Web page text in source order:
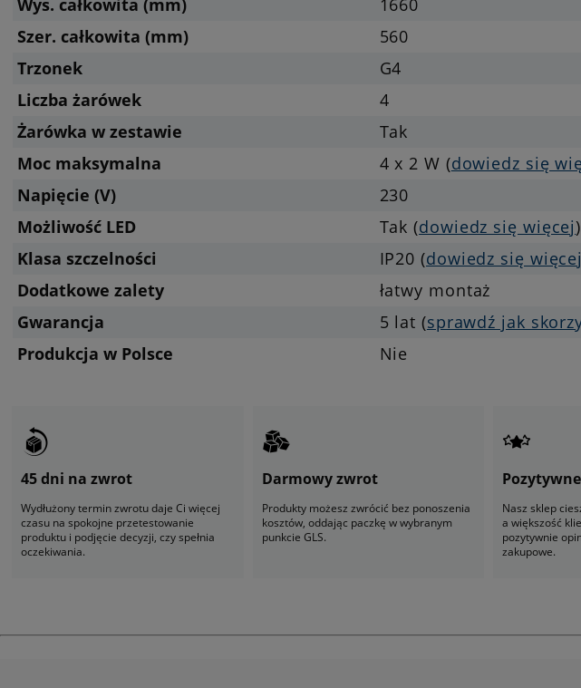
Szer. całkowita (mm)
560
Trzonek
G4
Liczba żarówek
4
Żarówka w zestawie
Tak
Moc maksymalna
4 x 2 W (dowiedz się
Napięcie (V)
230
Możliwość LED
Tak (dowiedz się więcej)
Klasa szczelności
IP20 (dowiedz się więcej
Dodatkowe zalety
łatwy montaż
Gwarancja
5 lat (sprawdź jak
Produkcja w Polsce
Nie
45 dni na zwrot
Wydłużony termin zwrotu daje Ci więcej
czasu na spokojne przetestowanie
produktu i podjęcie decyzji, czy spełnia
oczekiwania.
Darmowy zwrot
Produkty możesz zwrócić bez ponoszenia
kosztów, oddając paczkę w wybranym
punkcie GLS.
Nasz sklep
a większość
pozytywnie
zakupowe.